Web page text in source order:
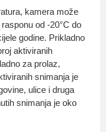
kamera može
od -20°C do
godine. Prikladno
aktiviranih
za prolaz,
snimanja je
ulice i druga
snimanja je oko